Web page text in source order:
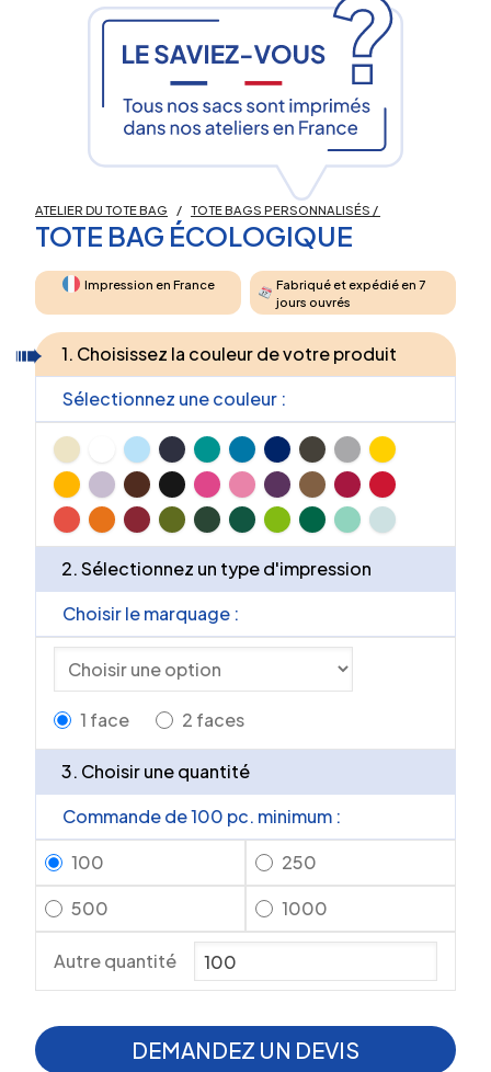
ATELIER DU TOTE BAG / TOTE BAGS PERSONNALISÉS /
TOTE BAG ÉCOLOGIQUE
Impression en France
Fabriqué et expédié en 7
jours ouvrés
1. Choisissez la couleur de votre produit
Sélectionnez une couleur :
2. Sélectionnez un type d'impression
Choisir le marquage :
1 face 2 faces
3. Choisir une quantité
Commande de 100 pc. minimum :
100
250
500
1000
Autre quantité
DEMANDEZ UN DEVIS